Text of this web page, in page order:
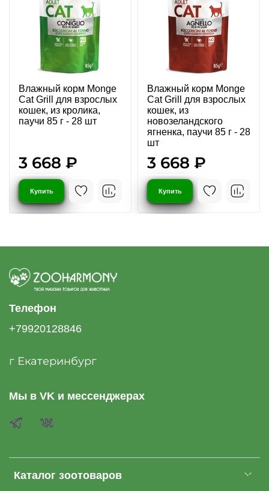
Влажный корм Monge
Cat Grill для взрослых
кошек, из кролика,
паучи 85 г - 28 шт
3 668 ₽
Купить
Влажный корм Monge
Cat Grill для взрослых
кошек, из
новозеландского
ягненка, паучи 85 г - 28
шт
3 668 ₽
Купить
Каталог зоотоваров
Телефон
+79920128846
г Екатеринбург
Мы в VK и мессенджерах